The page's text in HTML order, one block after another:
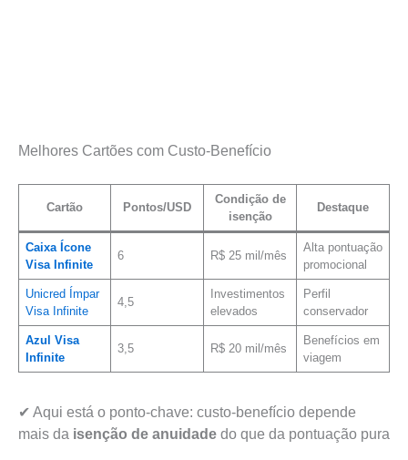
Melhores Cartões com Custo-Benefício
Cartão Pontos/USD
Condição de
isenção
Destaque
Caixa Ícone
Visa Infinite
6 R$ 25 mil/mês
Alta pontuação
promocional
Unicred Ímpar
Visa Infinite
4,5
Investimentos
elevados
Perfil
conservador
Azul Visa
Infinite
3,5 R$ 20 mil/mês
Benefícios em
viagem
✔ Aqui está o ponto-chave: custo-benefício depende
mais da isenção de anuidade do que da pontuação pura